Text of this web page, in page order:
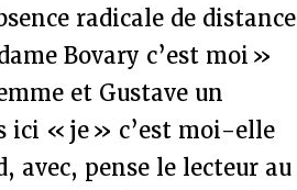
radicale de distance
Bovary c’est moi »
et Gustave un
ici « je » c’est moi-elle
pense le lecteur au